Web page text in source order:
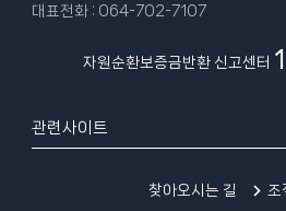
대표전화 : 064-702-7107
자원순환보증금반환 신고센터
관련사이트
찾아오시는 길 조